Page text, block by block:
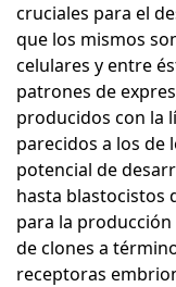
cruciales para el
que los mismos
celulares y entre
patrones de
producidos con la
parecidos a los de
potencial de
hasta blastocistos
para la
de clones a
receptoras